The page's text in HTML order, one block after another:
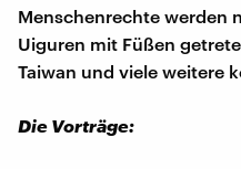
Menschenrechte werden
Uiguren mit Füßen
Taiwan und viele weitere
Die Vorträge: